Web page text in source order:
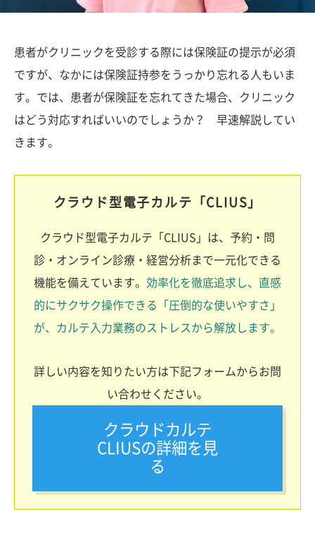
患者がクリニックを受診する際には保険証の提示が必須
ですが、なかには保険証持参をうっかり忘れる人もいま
す。では、患者が保険証を忘れてきた場合、クリニック
はどう対応すればいいのでしょうか？ 早速解説してい
きます。
クラウド型電子カルテ「CLIUS」
クラウド型電子カルテ「CLIUS」は、予約・問
診・オンライン診療・経営分析まで一元化できる
機能を備えています。 効率化を徹底追求し、直感
的にサクサク操作できる「圧倒的な使いやすさ」
が、カルテ入力業務のストレスから解放します。
詳しい内容を知りたい方は下記フォームからお問
い合わせください。
クラウドカルテ
CLIUSの詳細を見
る